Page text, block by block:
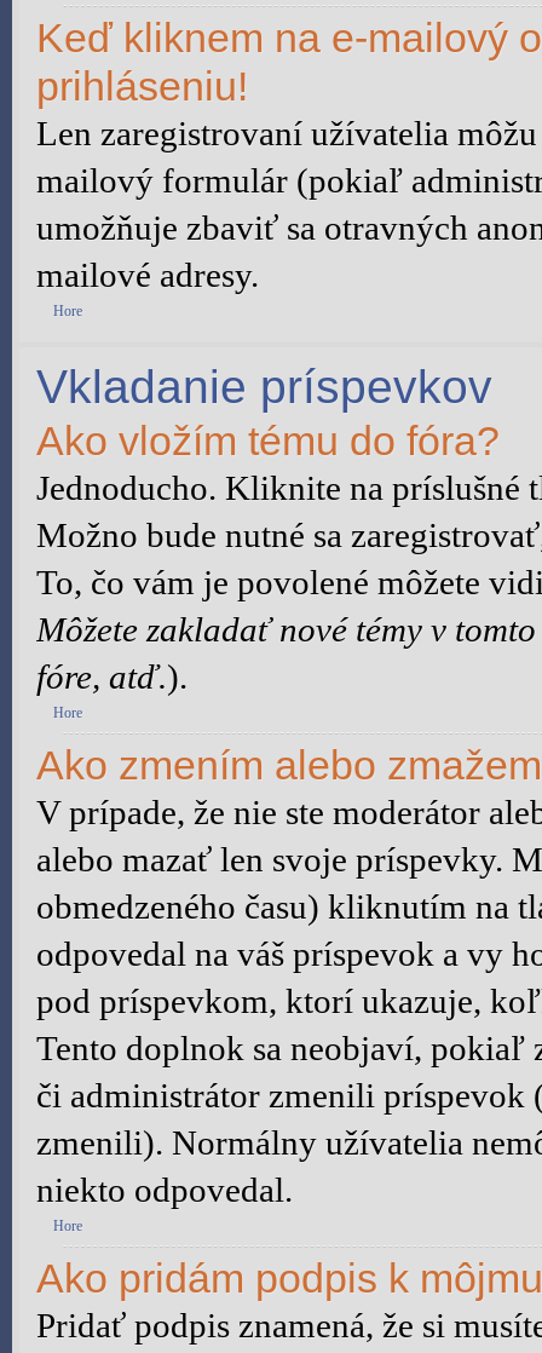
Keď kliknem na e-mailový
prihláseniu!
Len zaregistrovaní užívatelia
mailový formulár (pokiaľ
umožňuje zbaviť sa otravných
mailové adresy.
Hore
Vkladanie príspevkov
Ako vložím tému do fóra?
Jednoducho. Kliknite na príslušné
Možno bude nutné sa
To, čo vám je povolené môžete
Môžete zakladať nové témy v
fóre, atď.).
Hore
Ako zmením alebo
V prípade, že nie ste moderátor
alebo mazať len svoje príspevky.
obmedzeného času) kliknutím na
odpovedal na váš príspevok a vy
pod príspevkom, ktorí ukazuje,
Tento doplnok sa neobjaví, pokiaľ
či administrátor zmenili príspevok
zmenili). Normálny užívatelia
niekto odpovedal.
Hore
Ako pridám podpis k
Pridať podpis znamená, že si